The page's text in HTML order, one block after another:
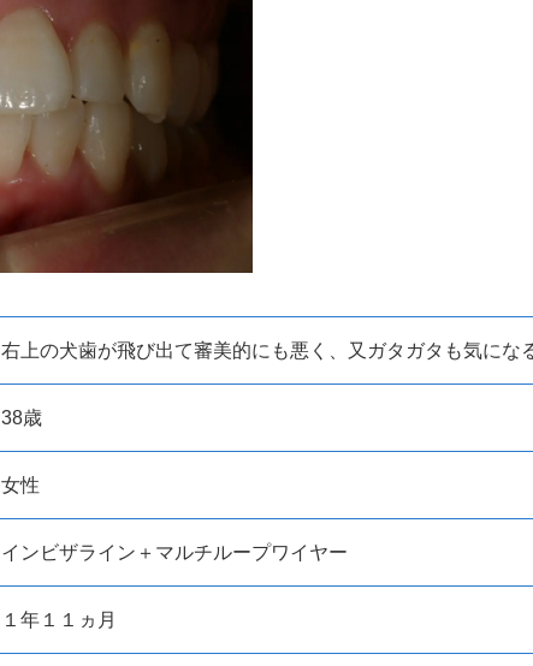
右上の犬歯が飛び出て審美的にも悪く、又ガタガタも気にな
38歳
女性
インビザライン＋マルチループワイヤー
１年１１ヵ月